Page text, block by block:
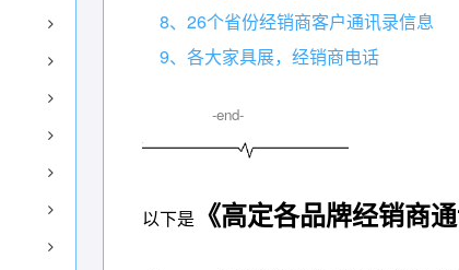
8、26个省份经销商客户通讯录信息
9、各大家具展，经销商电话
-end-
以下是 《高定各品牌经销商